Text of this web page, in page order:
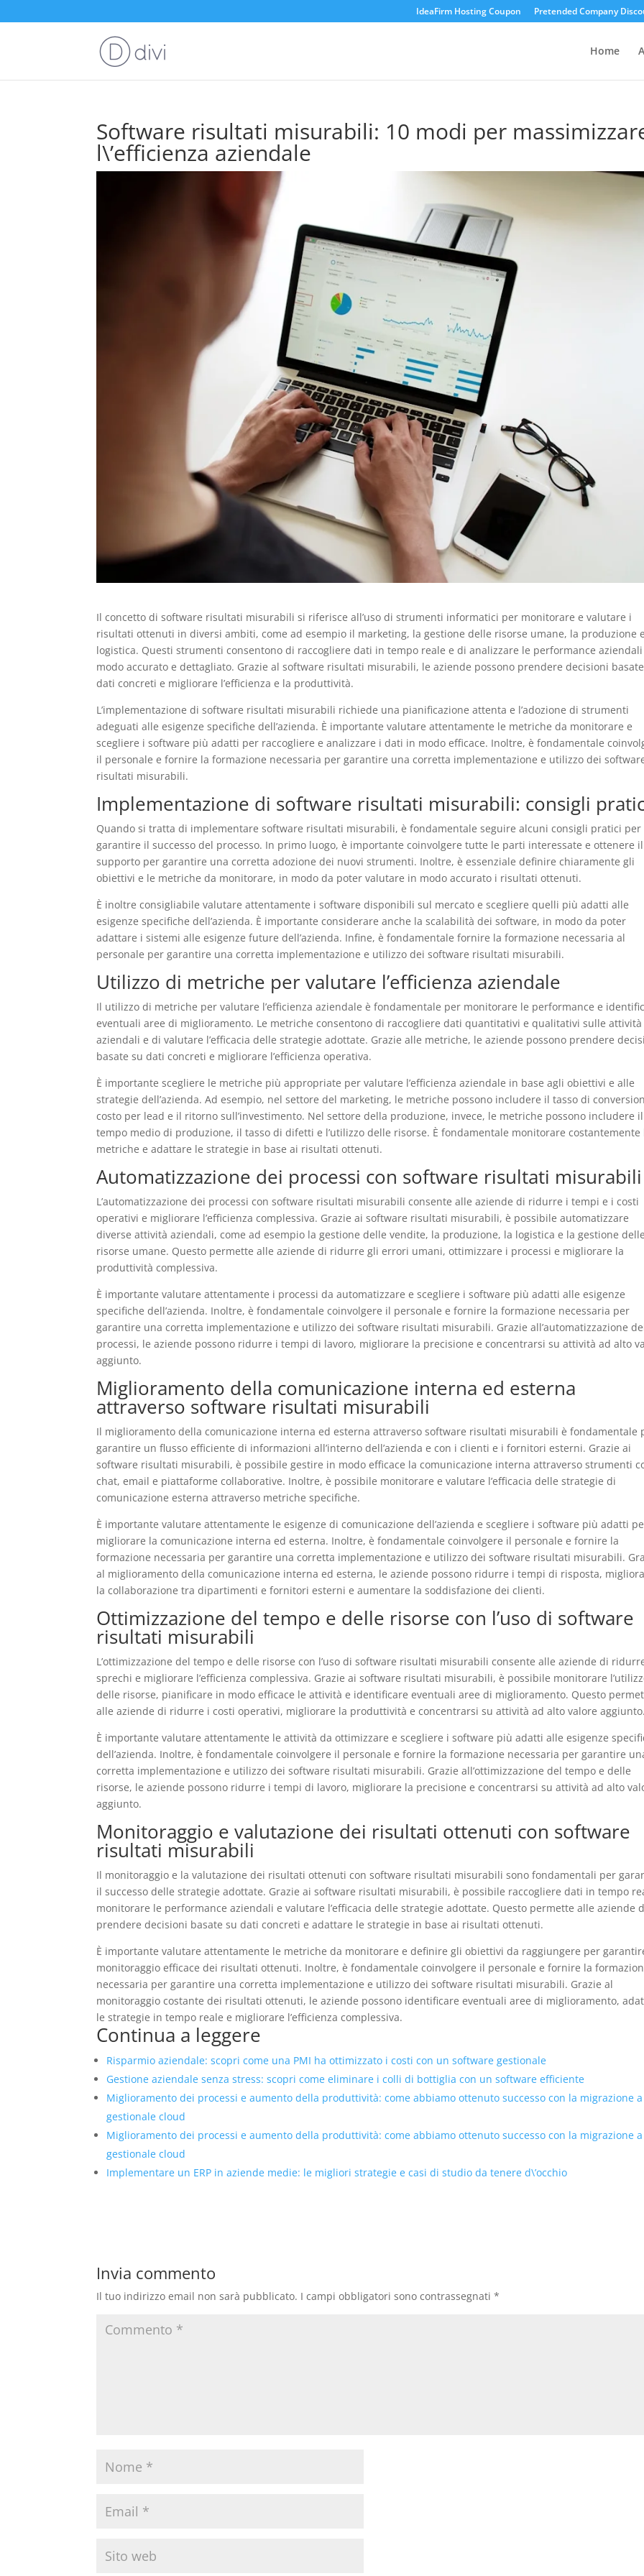
IdeaFirm Hosting Coupon Pretended Company
Home
Software risultati misurabili: 10 modi per
l\’efficienza aziendale
Il concetto di software risultati misurabili si riferisce all’uso di strumenti informatici per monitorare e valutare i
risultati ottenuti in diversi ambiti, come ad esempio il marketing, la gestione delle risorse umane, la produzione
logistica. Questi strumenti consentono di raccogliere dati in tempo reale e di analizzare le performance
modo accurato e dettagliato. Grazie al software risultati misurabili, le aziende possono prendere decisioni
dati concreti e migliorare l’efficienza e la produttività.
L’implementazione di software risultati misurabili richiede una pianificazione attenta e l’adozione di strumenti
adeguati alle esigenze specifiche dell’azienda. È importante valutare attentamente le metriche da monitorare e
scegliere i software più adatti per raccogliere e analizzare i dati in modo efficace. Inoltre, è fondamentale
il personale e fornire la formazione necessaria per garantire una corretta implementazione e utilizzo dei
risultati misurabili.
Implementazione di software risultati misurabili: consigli
Quando si tratta di implementare software risultati misurabili, è fondamentale seguire alcuni consigli pratici per
garantire il successo del processo. In primo luogo, è importante coinvolgere tutte le parti interessate e ottenere
supporto per garantire una corretta adozione dei nuovi strumenti. Inoltre, è essenziale definire chiaramente gli
obiettivi e le metriche da monitorare, in modo da poter valutare in modo accurato i risultati ottenuti.
È inoltre consigliabile valutare attentamente i software disponibili sul mercato e scegliere quelli più adatti alle
esigenze specifiche dell’azienda. È importante considerare anche la scalabilità dei software, in modo da poter
adattare i sistemi alle esigenze future dell’azienda. Infine, è fondamentale fornire la formazione necessaria al
personale per garantire una corretta implementazione e utilizzo dei software risultati misurabili.
Utilizzo di metriche per valutare l’efficienza aziendale
Il utilizzo di metriche per valutare l’efficienza aziendale è fondamentale per monitorare le performance e
eventuali aree di miglioramento. Le metriche consentono di raccogliere dati quantitativi e qualitativi sulle attività
aziendali e di valutare l’efficacia delle strategie adottate. Grazie alle metriche, le aziende possono prendere
basate su dati concreti e migliorare l’efficienza operativa.
È importante scegliere le metriche più appropriate per valutare l’efficienza aziendale in base agli obiettivi e alle
strategie dell’azienda. Ad esempio, nel settore del marketing, le metriche possono includere il tasso di
costo per lead e il ritorno sull’investimento. Nel settore della produzione, invece, le metriche possono includere il
tempo medio di produzione, il tasso di difetti e l’utilizzo delle risorse. È fondamentale monitorare costantemente
metriche e adattare le strategie in base ai risultati ottenuti.
Automatizzazione dei processi con software risultati misurabili
L’automatizzazione dei processi con software risultati misurabili consente alle aziende di ridurre i tempi e i costi
operativi e migliorare l’efficienza complessiva. Grazie ai software risultati misurabili, è possibile automatizzare
diverse attività aziendali, come ad esempio la gestione delle vendite, la produzione, la logistica e la gestione delle
risorse umane. Questo permette alle aziende di ridurre gli errori umani, ottimizzare i processi e migliorare la
produttività complessiva.
È importante valutare attentamente i processi da automatizzare e scegliere i software più adatti alle esigenze
specifiche dell’azienda. Inoltre, è fondamentale coinvolgere il personale e fornire la formazione necessaria per
garantire una corretta implementazione e utilizzo dei software risultati misurabili. Grazie all’automatizzazione
processi, le aziende possono ridurre i tempi di lavoro, migliorare la precisione e concentrarsi su attività ad alto
aggiunto.
Miglioramento della comunicazione interna ed esterna
attraverso software risultati misurabili
Il miglioramento della comunicazione interna ed esterna attraverso software risultati misurabili è fondamentale
garantire un flusso efficiente di informazioni all’interno dell’azienda e con i clienti e i fornitori esterni. Grazie ai
software risultati misurabili, è possibile gestire in modo efficace la comunicazione interna attraverso strumenti
chat, email e piattaforme collaborative. Inoltre, è possibile monitorare e valutare l’efficacia delle strategie di
comunicazione esterna attraverso metriche specifiche.
È importante valutare attentamente le esigenze di comunicazione dell’azienda e scegliere i software più adatti
migliorare la comunicazione interna ed esterna. Inoltre, è fondamentale coinvolgere il personale e fornire la
formazione necessaria per garantire una corretta implementazione e utilizzo dei software risultati misurabili.
al miglioramento della comunicazione interna ed esterna, le aziende possono ridurre i tempi di risposta,
la collaborazione tra dipartimenti e fornitori esterni e aumentare la soddisfazione dei clienti.
Ottimizzazione del tempo e delle risorse con l’uso di software
risultati misurabili
L’ottimizzazione del tempo e delle risorse con l’uso di software risultati misurabili consente alle aziende di
sprechi e migliorare l’efficienza complessiva. Grazie ai software risultati misurabili, è possibile monitorare
delle risorse, pianificare in modo efficace le attività e identificare eventuali aree di miglioramento. Questo
alle aziende di ridurre i costi operativi, migliorare la produttività e concentrarsi su attività ad alto valore aggiunto.
È importante valutare attentamente le attività da ottimizzare e scegliere i software più adatti alle esigenze
dell’azienda. Inoltre, è fondamentale coinvolgere il personale e fornire la formazione necessaria per garantire
corretta implementazione e utilizzo dei software risultati misurabili. Grazie all’ottimizzazione del tempo e delle
risorse, le aziende possono ridurre i tempi di lavoro, migliorare la precisione e concentrarsi su attività ad alto
aggiunto.
Monitoraggio e valutazione dei risultati ottenuti con software
risultati misurabili
Il monitoraggio e la valutazione dei risultati ottenuti con software risultati misurabili sono fondamentali per
il successo delle strategie adottate. Grazie ai software risultati misurabili, è possibile raccogliere dati in tempo
monitorare le performance aziendali e valutare l’efficacia delle strategie adottate. Questo permette alle aziende
prendere decisioni basate su dati concreti e adattare le strategie in base ai risultati ottenuti.
È importante valutare attentamente le metriche da monitorare e definire gli obiettivi da raggiungere per
monitoraggio efficace dei risultati ottenuti. Inoltre, è fondamentale coinvolgere il personale e fornire la
necessaria per garantire una corretta implementazione e utilizzo dei software risultati misurabili. Grazie al
monitoraggio costante dei risultati ottenuti, le aziende possono identificare eventuali aree di miglioramento,
le strategie in tempo reale e migliorare l’efficienza complessiva.
Continua a leggere
Risparmio aziendale: scopri come una PMI ha ottimizzato i costi con un software gestionale
Gestione aziendale senza stress: scopri come eliminare i colli di bottiglia con un software efficiente
Miglioramento dei processi e aumento della produttività: come abbiamo ottenuto successo con la migrazione
gestionale cloud
Miglioramento dei processi e aumento della produttività: come abbiamo ottenuto successo con la migrazione
gestionale cloud
Implementare un ERP in aziende medie: le migliori strategie e casi di studio da tenere d\’occhio
Invia commento
Il tuo indirizzo email non sarà pubblicato. I campi obbligatori sono contrassegnati*